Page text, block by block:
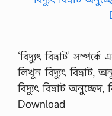
‘বিদ্যুৎ বিভ্রাট’
লিখুন বিদ্যুৎ বিভ্রাট,
বিদ্যুৎ বিভ্রাট অনুচ্ছেদ,
Download